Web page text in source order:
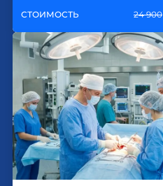
СТОИМОСТЬ 24 900